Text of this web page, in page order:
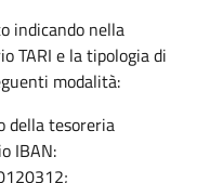
indicando nella
TARI e la tipologia di
modalità:
della tesoreria
IBAN: